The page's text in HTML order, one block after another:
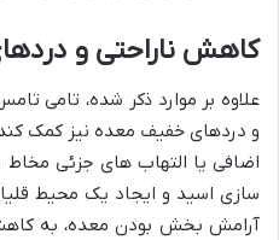
کاهش ناراحتی و
علاوه بر موارد ذکر شده، تامی
و دردهای خفیف معده نیز کمک
اضافی یا التهاب های جزئی مخاط
سازی اسید و ایجاد یک محیط
آرامش بخش بودن معده، به